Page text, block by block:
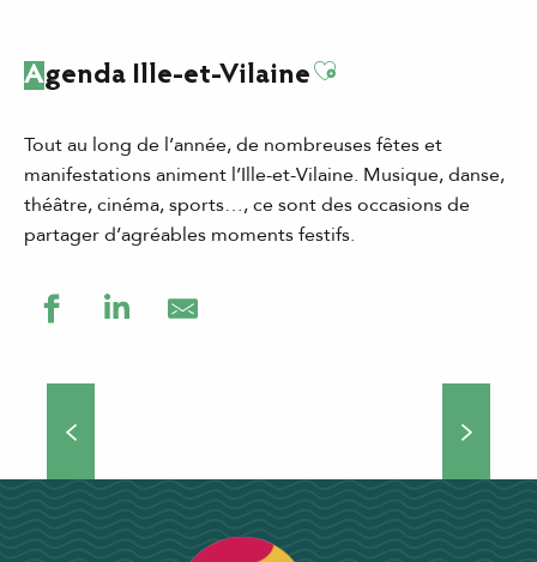
Agenda Ille-et-VilaineAjouter aux
Tout au long de l’année, de nombreuses fêtes et
manifestations animent l’Ille-et-Vilaine. Musique, danse,
théâtre, cinéma, sports…, ce sont des occasions de
partager d’agréables moments festifs.
Théâtre de rue, concerts, manifestations culturelles et
sportives… Si vous choisissez de venir séjourner en Ille-
DÉCOUVRIR